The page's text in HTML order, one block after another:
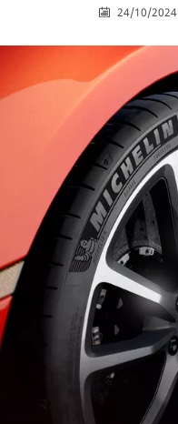
24/10/2024